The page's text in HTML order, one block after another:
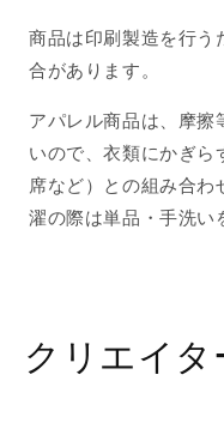
す
す
商品は印刷製造を行う
合があります。
アパレル商品は、摩擦
いので、衣類にかぎら
席など）との組み合
濯の際は単品・手洗い
クリエイタ